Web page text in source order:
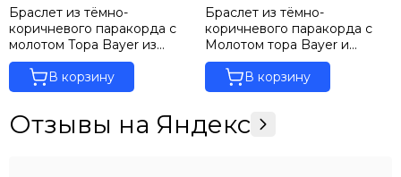
Браслет из тёмно-
коричневого паракорда с
молотом Тора Bayer из
мельхиора
В корзину
Браслет из тёмно-
коричневого паракорда с
Молотом тора Bayer и
медведем из мельхиора
В корзину
Отзывы на Яндекс